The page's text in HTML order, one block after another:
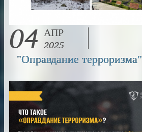
04 АПР
2025
"Оправдание терроризма"